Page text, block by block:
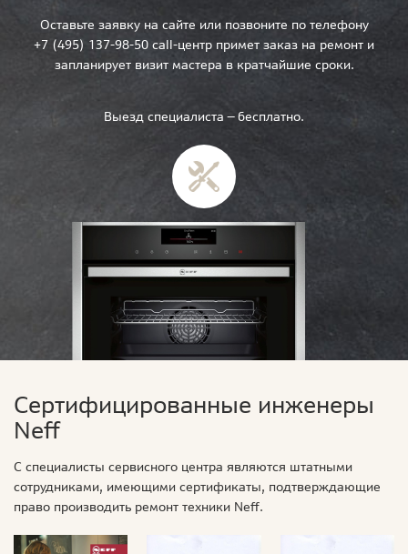
Оставьте заявку на сайте или позвоните по телефону
+7 (495) 137-98-50 call-центр примет заказ на ремонт и
запланирует визит мастера в кратчайшие сроки.
Выезд специалиста — бесплатно.
Сертифицированные инженеры
Neff
С специалисты сервисного центра являются штатными
сотрудниками, имеющими сертификаты, подтверждающие
право производить ремонт техники Neff.